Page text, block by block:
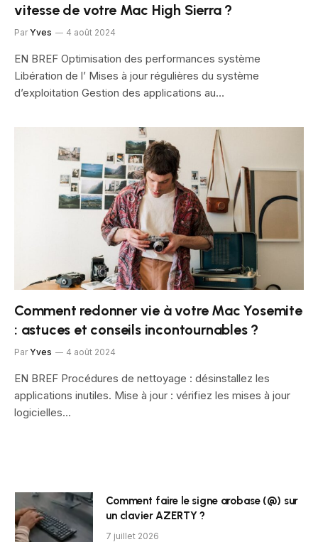
vitesse de votre Mac High Sierra ?
Par Yves 4 août 2024
EN BREF Optimisation des performances système
Libération de l’ Mises à jour régulières du système
d’exploitation Gestion des applications au…
Comment redonner vie à votre Mac Yosemite
: astuces et conseils incontournables ?
Par Yves 4 août 2024
EN BREF Procédures de nettoyage : désinstallez les
applications inutiles. Mise à jour : vérifiez les mises à jour
logicielles…
Comment faire le signe arobase (@) sur
un clavier AZERTY ?
7 juillet 2026